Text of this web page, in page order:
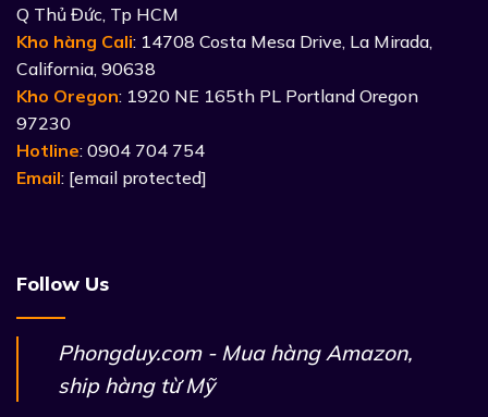
Q Thủ Đức, Tp HCM
Kho hàng Cali: 14708 Costa Mesa Drive, La Mirada,
California, 90638
Kho Oregon: 1920 NE 165th PL Portland Oregon
97230
Hotline: 0904 704 754
Email: [email protected]
Follow Us
Phongduy.com - Mua hàng Amazon,
ship hàng từ Mỹ